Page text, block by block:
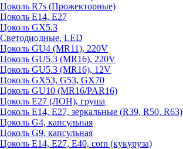
Цоколь R7s (Прожекторные)
Цоколь E14, E27
Цоколь GX5.3
Светодиодные, LED
Цоколь GU4 (MR11), 220V
Цоколь GU5.3 (MR16), 220V
Цоколь GU5.3 (MR16), 12V
Цоколь GX53, G53, GX70
Цоколь GU10 (MR16/PAR16)
Цоколь Е27 (ЛОН), груша
Цоколь Е14, Е27, зеркальные (R39, R50, R63)
Цоколь G4, капсульная
Цоколь G9, капсульная
Цоколь Е14, Е27, Е40, corn (кукуруза)